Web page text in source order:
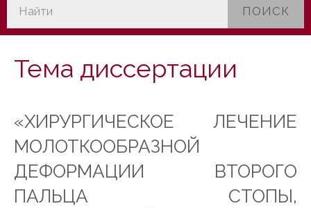
ПОИСК
Тема диссертации
«ХИРУРГИЧЕСКОЕ ЛЕЧЕНИЕ
МОЛОТКООБРАЗНОЙ
ДЕФОРМАЦИИ ВТОРОГО
ПАЛЬЦА СТОПЫ,